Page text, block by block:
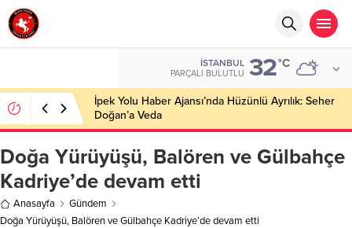
İSTANBUL
PARÇALI BULUTLU 32°C
İpek Yolu Haber Ajansı’nda Hüzünlü Ayrılık: Seher
Doğan’a Veda
Doğa Yürüyüşü, Balören ve Gülbahçe
Kadriye’de devam etti
Anasayfa
Gündem
Doğa Yürüyüşü, Balören ve Gülbahçe Kadriye’de devam etti